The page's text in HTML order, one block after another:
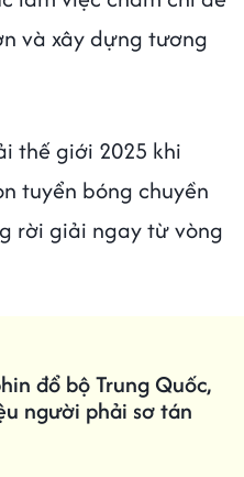
và xây dựng tương
thế giới 2025 khi
tuyển bóng chuyền
rời giải ngay từ vòng
đổ bộ Trung Quốc,
người phải sơ tán